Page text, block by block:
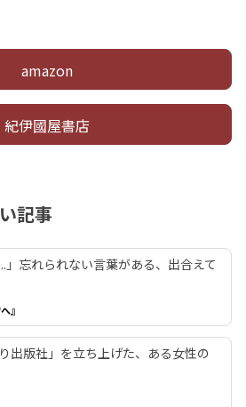
amazon
紀伊國屋書店
記事
」忘れられない言葉がある、出合えて
』
出版社」を立ち上げた、ある女性の